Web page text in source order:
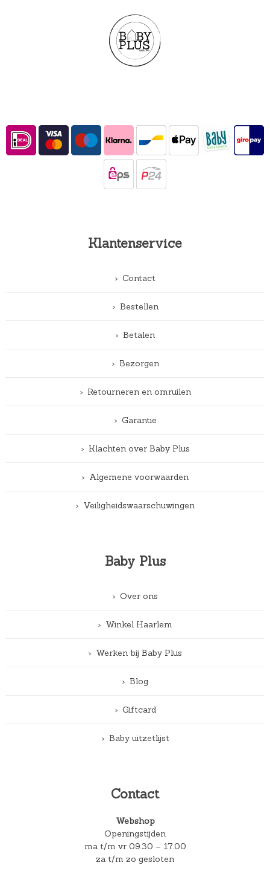
Klantenservice
Contact
Bestellen
Betalen
Bezorgen
Retourneren en omruilen
Garantie
Klachten over Baby Plus
Algemene voorwaarden
Veiligheidswaarschuwingen
Baby Plus
Over ons
Winkel Haarlem
Werken bij Baby Plus
Blog
Giftcard
Baby uitzetlijst
Contact
Webshop
Openingstijden
ma t/m vr 09.30 – 17.00
za t/m zo gesloten